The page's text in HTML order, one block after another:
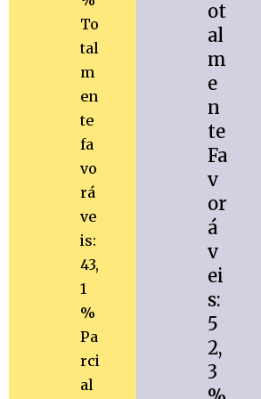
To
tal
m
en
te
fa
vo
rá
ve
is:
43,
1
%
Pa
rci
al
ot
al
m
e
n
te
Fa
v
or
á
v
ei
s:
5
2,
3